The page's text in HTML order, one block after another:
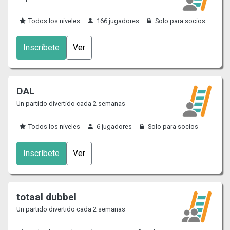
Todos los niveles 166 jugadores Solo para socios
Inscríbete Ver
DAL
Un partido divertido cada 2 semanas
Todos los niveles 6 jugadores Solo para socios
Inscríbete Ver
totaal dubbel
Un partido divertido cada 2 semanas